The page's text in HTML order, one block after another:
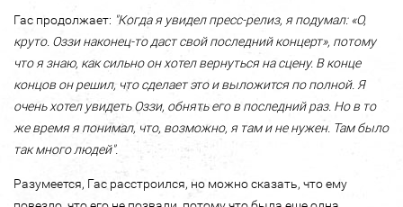
Гас продолжает: "Когда я увидел пресс-релиз, я подумал: «О,
круто. Оззи наконец-то даст свой последний концерт», потому
что я знаю, как сильно он хотел вернуться на сцену. В конце
концов он решил, что сделает это и выложится по полной. Я
очень хотел увидеть Оззи, обнять его в последний раз. Но в то
же время я понимал, что, возможно, я там и не нужен. Там было
так много людей".
Разумеется, Гас расстроился, но можно сказать, что ему